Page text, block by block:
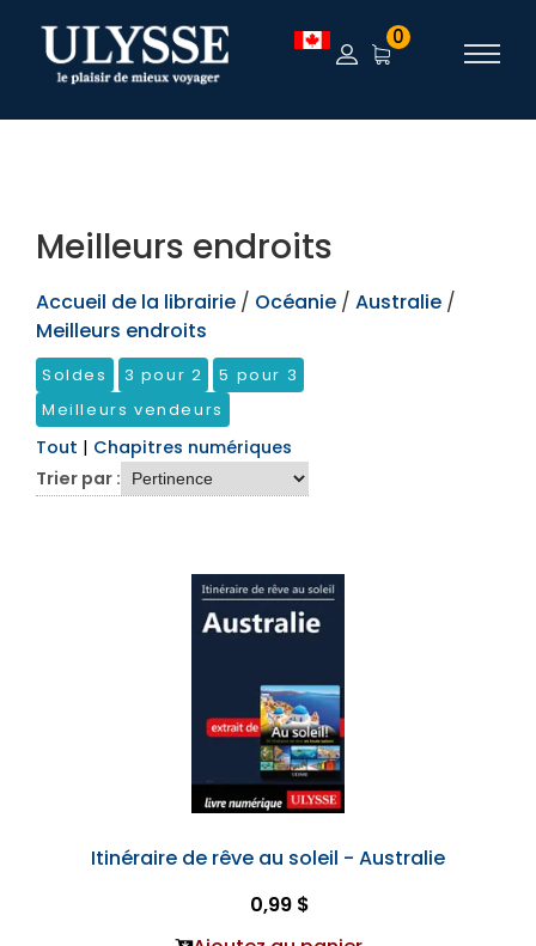
TEST 0
Meilleurs endroits
Accueil de la librairie / Océanie / Australie /
Meilleurs endroits
Soldes 3 pour 2
5 pour 3
Meilleurs vendeurs
Tout | Chapitres numériques
Trier par :
Itinéraire de rêve au soleil - Australie
0,99 $